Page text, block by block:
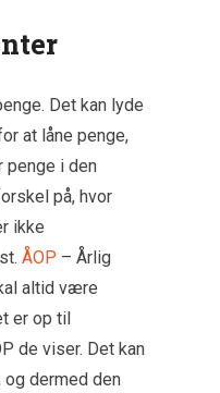
Det kan lyde
at låne penge,
penge i den
på, hvor
ikke
ÅOP – Årlig
altid være
er op til
de viser. Det kan
dermed den